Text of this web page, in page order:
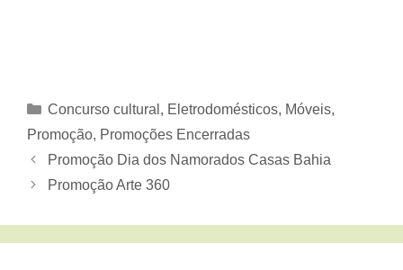
Categorias
Concurso cultural , Eletrodomésticos, Móveis,
Promoção, Promoções Encerradas
Promoção Dia dos Namorados Casas Bahia
Promoção Arte 360